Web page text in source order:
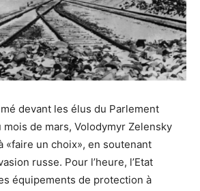
devant les élus du Parlement
mois de mars, Volodymyr Zelensky
«faire un choix», en soutenant
russe. Pour l’heure, l’Etat
équipements de protection à